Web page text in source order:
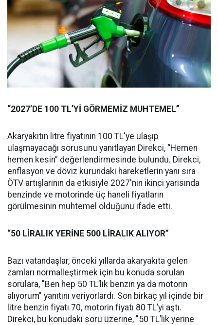
“2027’DE 100 TL’Yİ GÖRMEMİZ MUHTEMEL”
Akaryakıtın litre fiyatının 100 TL'ye ulaşıp
ulaşmayacağı sorusunu yanıtlayan Direkci, “Hemen
hemen kesin” değerlendirmesinde bulundu. Direkci,
enflasyon ve döviz kurundaki hareketlerin yanı sıra
ÖTV artışlarının da etkisiyle 2027'nin ikinci yarısında
benzinde ve motorinde üç haneli fiyatların
görülmesinin muhtemel olduğunu ifade etti.
“50 LİRALIK YERİNE 500 LİRALIK ALIYOR”
Bazı vatandaşlar, önceki yıllarda akaryakıta gelen
zamları normalleştirmek için bu konuda sorulan
sorulara, "Ben hep 50 TL’lik benzin ya da motorin
alıyorum" yanıtını veriyorlardı. Son birkaç yıl içinde bir
litre benzin fiyatı 70, motorin fiyatı 80 TL’yi aştı.
Direkci, bu konudaki soru üzerine, "50 TL’lik yerine